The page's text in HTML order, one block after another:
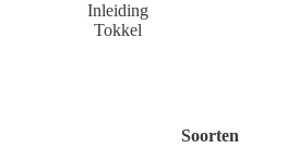
Inleiding
Tokkel
Soorten